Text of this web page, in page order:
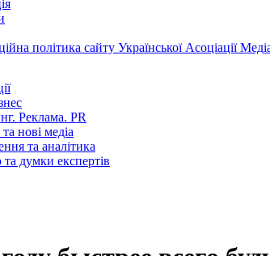
політика сайту Української Асоціації
Реклама. PR
нові медіа
та аналітика
та думки експертів